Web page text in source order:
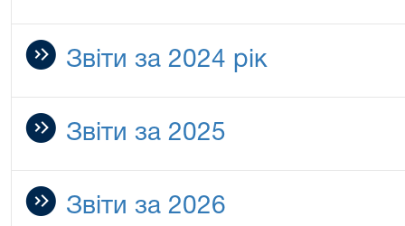
Звіти за 2024 рік
Звіти за 2025
Звіти за 2026